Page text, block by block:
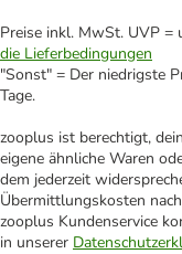
Preise inkl. MwSt. UVP =
die Lieferbedingungen
"Sonst" = Der niedrigste
Tage.
zooplus ist berechtigt,
eigene ähnliche Waren
dem jederzeit
Übermittlungskosten
zooplus Kundenservice
in unserer